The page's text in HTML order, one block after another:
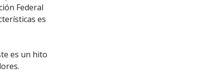
Federal
es
es un hito